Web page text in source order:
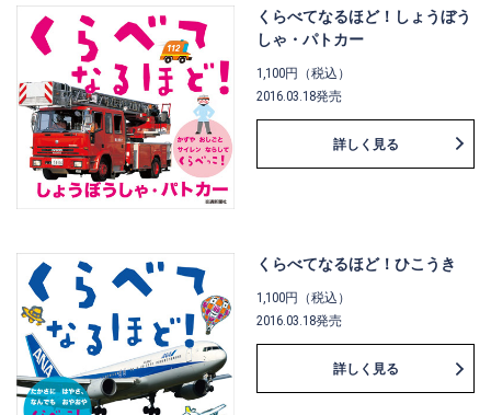
くらべてなるほど！しょうぼう
しゃ・パトカー
1,100円（税込）
2016.03.18発売
詳しく見る
くらべてなるほど！ひこうき
1,100円（税込）
2016.03.18発売
詳しく見る